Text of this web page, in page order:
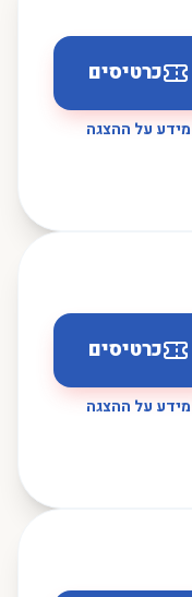
כרטיסים
מידע על ההצגה
כרטיסים
מידע על ההצגה